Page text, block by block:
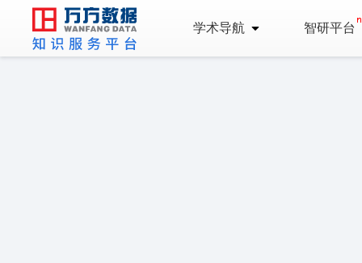
学术导航 智研平台